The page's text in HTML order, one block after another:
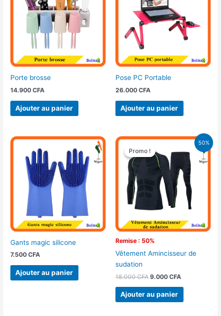
Porte brosse
14.900CFA
Ajouter au panier
Pose PC Portable
26.000 CFA
Ajouter au panier
Gants magic silicone
7.500CFA
Ajouter au panier
50%
Promo !
Remise : 50%
Promo !
Vêtement Amincisseur de
sudation
18.000CFA
Le
prix
initial
était :
18.000 CFA.
9.000 CFA
Le
actuel
est :
9.000 CFA.
Ajouter au panier